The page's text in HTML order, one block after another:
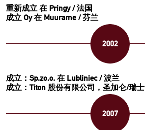
重新成立 在 Pringy / 法国
成立 Oy 在 Muurame / 芬兰
2002
成立：Sp.zo.o. 在 Lubliniec / 波兰
成立：Titon 股份有限公司，圣加仑/瑞士
2007